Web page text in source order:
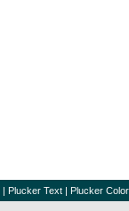
| Plucker Text | Plucker Color